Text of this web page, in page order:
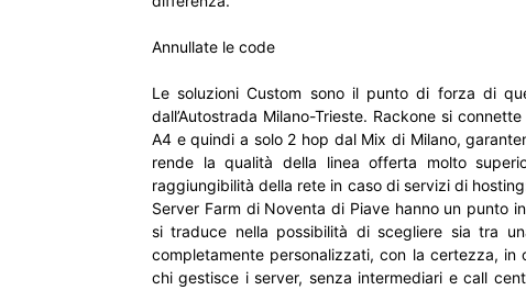
Annullate le code
Le soluzioni Custom sono il punto di forza di
dall’Autostrada Milano-Trieste. Rackone si
A4 e quindi a solo 2 hop dal Mix di Milano,
rende la qualità della linea offerta molto
raggiungibilità della rete in caso di servizi di
Server Farm di Noventa di Piave hanno un punto
si traduce nella possibilità di scegliere sia tra
completamente personalizzati, con la certezza,
chi gestisce i server, senza intermediari e call